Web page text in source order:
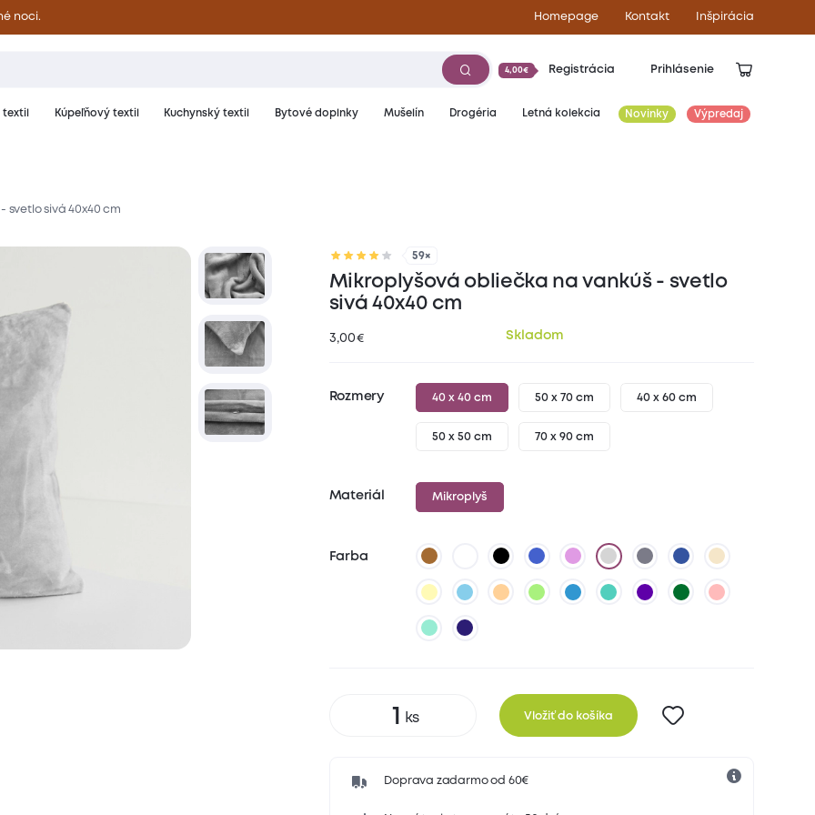
noci. Homepage Kontakt Inšpirácia
4,00€ Registrácia Prihlásenie
Kúpeľňový textil Kuchynský textil Bytové doplnky Mušelín Drogéria Letná kolekcia Novinky Výpredaj
a starostlivosť
svetlo sivá 40x40 cm
59×
Mikroplyšová obliečka na vankúš - svetlo
sivá 40x40 cm
3,00 € Skladom
Rozmery 40 x 40 cm 50 x 70 cm 40 x 60 cm
50 x 50 cm 70 x 90 cm
Materiál Mikroplyš
Farba
Vložiť do košíka
Doprava zadarmo od 60€